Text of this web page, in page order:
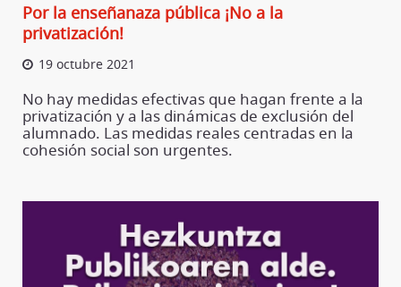
Por la enseñanaza pública ¡No a la
privatización!
19 octubre 2021
No hay medidas efectivas que hagan frente a la
privatización y a las dinámicas de exclusión del
alumnado. Las medidas reales centradas en la
cohesión social son urgentes.